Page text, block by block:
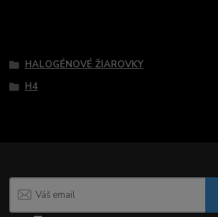
HALOGÉNOVÉ ŽIAROVKY
H4